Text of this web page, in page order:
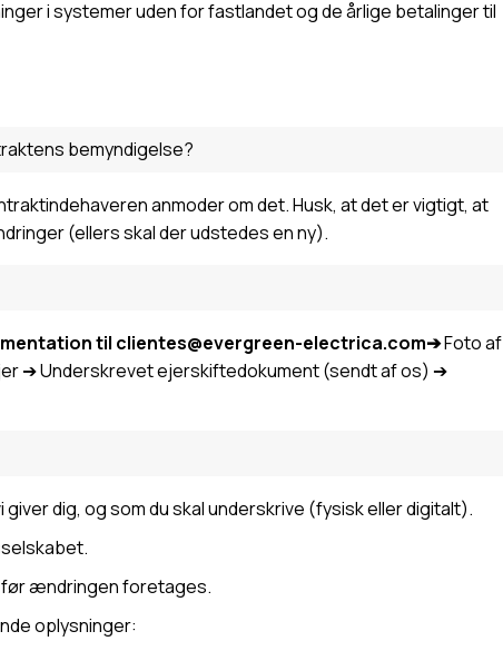
i systemer uden for fastlandet og de årlige betalinger til
bemyndigelse?
anmoder om det. Husk, at det er vigtigt, at
(ellers skal der udstedes en ny).
til clientes@evergreen-electrica.com➔Foto af
➔ Underskrevet ejerskiftedokument (sendt af os) ➔
dig, og som du skal underskrive (fysisk eller digitalt).
før ændringen foretages.
oplysninger: